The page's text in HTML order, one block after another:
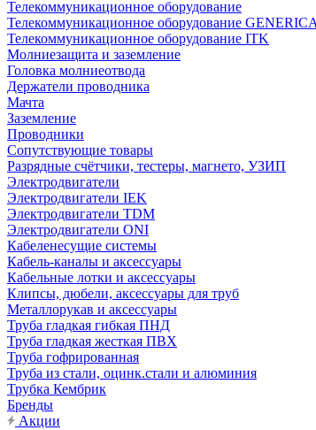
Телекоммуникационное оборудование
Телекоммуникационное оборудование GENERICA
Телекоммуникационное оборудование ITK
Молниезащита и заземление
Головка молниеотвода
Держатели проводника
Мачта
Заземление
Проводники
Сопутствующие товары
Разрядные счётчики, тестеры, магнето, УЗИП
Электродвигатели
Электродвигатели IEK
Электродвигатели TDM
Электродвигатели ONI
Кабеленесущие системы
Кабель-каналы и аксессуары
Кабельные лотки и аксессуары
Клипсы, дюбели, аксессуары для труб
Металлорукав и аксессуары
Труба гладкая гибкая ПНД
Труба гладкая жесткая ПВХ
Труба гофрированная
Труба из стали, оцинк.стали и алюминия
Трубка Кембрик
Бренды
Акции